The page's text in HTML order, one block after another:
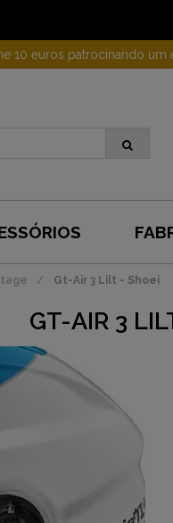
10 euros patrocinando um
Gt-Air 3 Lilt - Shoei
GT-AIR 3